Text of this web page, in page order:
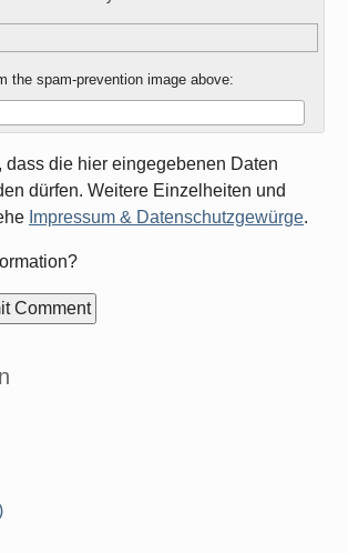
the spam-prevention image above:
dass die hier eingegebenen Daten
dürfen. Weitere Einzelheiten und
Impressum & Datenschutzgewürge.